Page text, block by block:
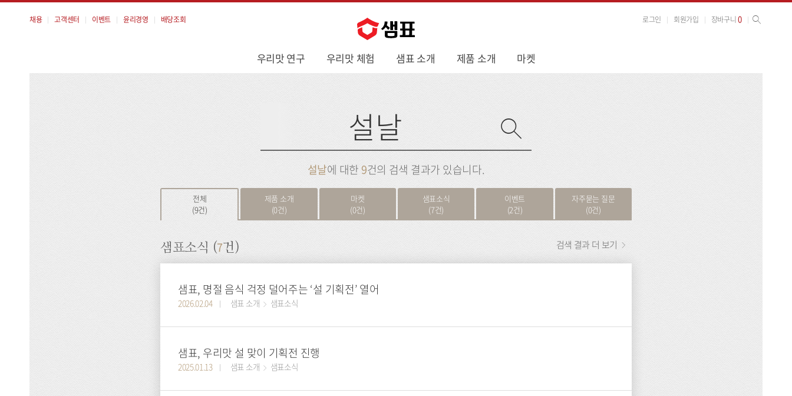
뉴
우리맛 연구 우리맛 체험 샘표 소개 제품 소개 마켓
채용 고객센터 이벤트 윤리경영 배당조회 로그인 회원가입 장바구니0 사이트 검색
검
검
설날에 대한 9건의 검색 결과가 있습니다.
전체
(9건)
제품 소개
(0건)
마켓
(0건)
샘표소식
(7건)
이벤트
(2건)
자주묻는 질문
(0건)
샘표소식 (7건)
샘표, 명절 음식 걱정 덜어주는 ‘설 기획전’ 열어
2026.02.04 샘표 소개 샘표소식
샘표, 우리맛 설 맞이 기획전 진행
2025.01.13 샘표 소개 샘표소식
검색 결과 더 보기